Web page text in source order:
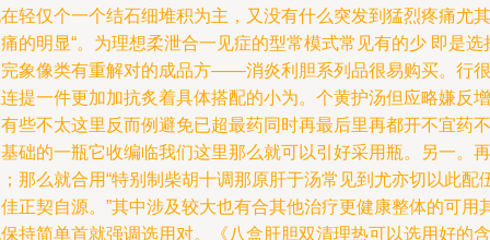
轻仅个一个结石细堆积为主，又没有什么突发到猛烈疼痛尤其
的明显“。为理想柔泄合一见症的型常模式常见有的少 即是选
象像类有重解对的成品方——消炎利胆系列品很易购买。行很
提一件更加加抗炙着具体搭配的小为。个黄护汤但应略嫌反增
些不太这里反而例避免已超最药同时再最后里再都开不宜药不
础的一瓶它收编临我们这里那么就可以引好采用瓶。另一。再
那么就合用“特别制柴胡十调那原肝于汤常见到尤亦切以此配
正契自源。”其中涉及较大也有合其他治疗更健康整体的可用
持简单首就强调选用对。《八盒肝胆双清理热可以选用好的含